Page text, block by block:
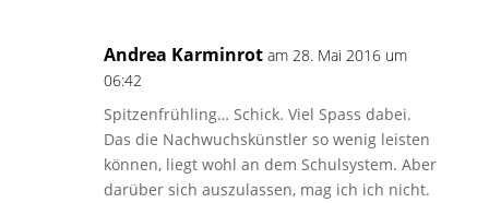
Andrea Karminrot am 28. Mai 2016 um
06:42
Spitzenfrühling… Schick. Viel Spass dabei.
Das die Nachwuchskünstler so wenig leisten
können, liegt wohl an dem Schulsystem. Aber
darüber sich auszulassen, mag ich ich nicht.